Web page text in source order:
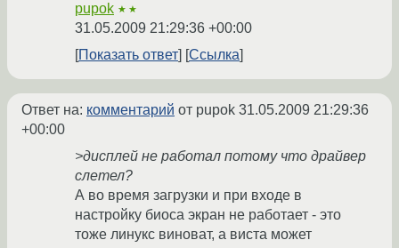
pupok ★★
31.05.2009 21:29:36 +00:00
Показать ответ
Ссылка
Ответ на: комментарий от pupok 31.05.2009 21:29:36
+00:00
>дисплей не работал потому что драйвер
слетел?
А во время загрузки и при входе в
настройку биоса экран не работает - это
тоже линукс виноват, а виста может